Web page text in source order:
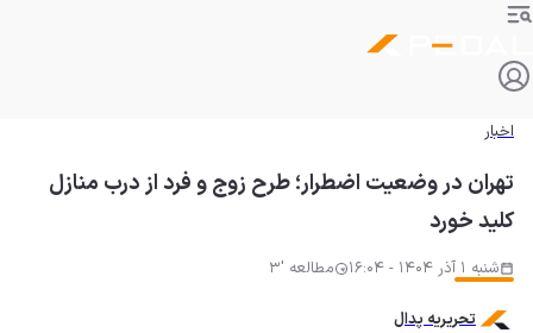
اخبار
تهران در وضعیت اضطرار؛ طرح زوج و فرد از درب منازل
کلید خورد
شنبه 1 آذر 1404 - 16:04 مطالعه '3
تحریریه پدال